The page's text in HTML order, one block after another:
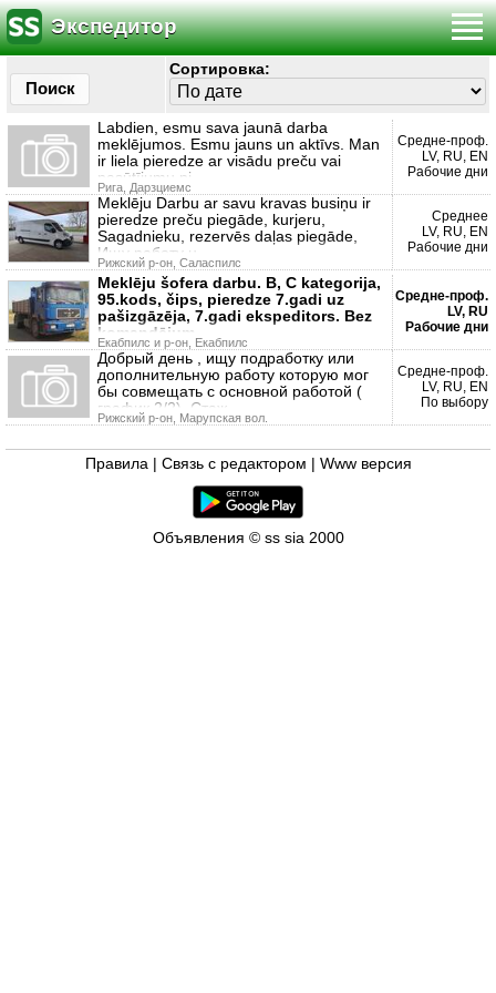
Экспедитор
Поиск
Сортировка:
Labdien, esmu sava jaunā darba
meklējumos. Esmu jauns un aktīvs. Man
ir liela pieredze ar visādu preču vai
pasūtījumu pi
Рига, Дарзциемс
Средне-проф.
LV, RU, EN
Рабочие дни
Meklēju Darbu ar savu kravas busiņu ir
pieredze preču piegāde, kurjeru,
Sagadnieku, rezervēs daļas piegāde,
Ищу работу н
Рижский р-он, Саласпилс
Среднее
LV, RU, EN
Рабочие дни
Meklēju šofera darbu. B, C kategorija,
95.kods, čips, pieredze 7.gadi uz
pašizgāzēja, 7.gadi ekspeditors. Bez
komandējum
Екабпилс и р-он, Екабпилс
Средне-проф.
LV, RU
Рабочие дни
Добрый день , ищу подработку или
дополнительную работу которую мог
бы совмещать с основной работой (
график 2/2). Стаж
Рижский р-он, Марупская вол.
Средне-проф.
LV, RU, EN
По выбору
Правила Связь с редактором Www версия
Объявления © ss sia 2000